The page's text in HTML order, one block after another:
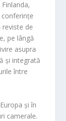
conferințe
de
pe lângă
asupra
și integrată
între
și în
camerale.